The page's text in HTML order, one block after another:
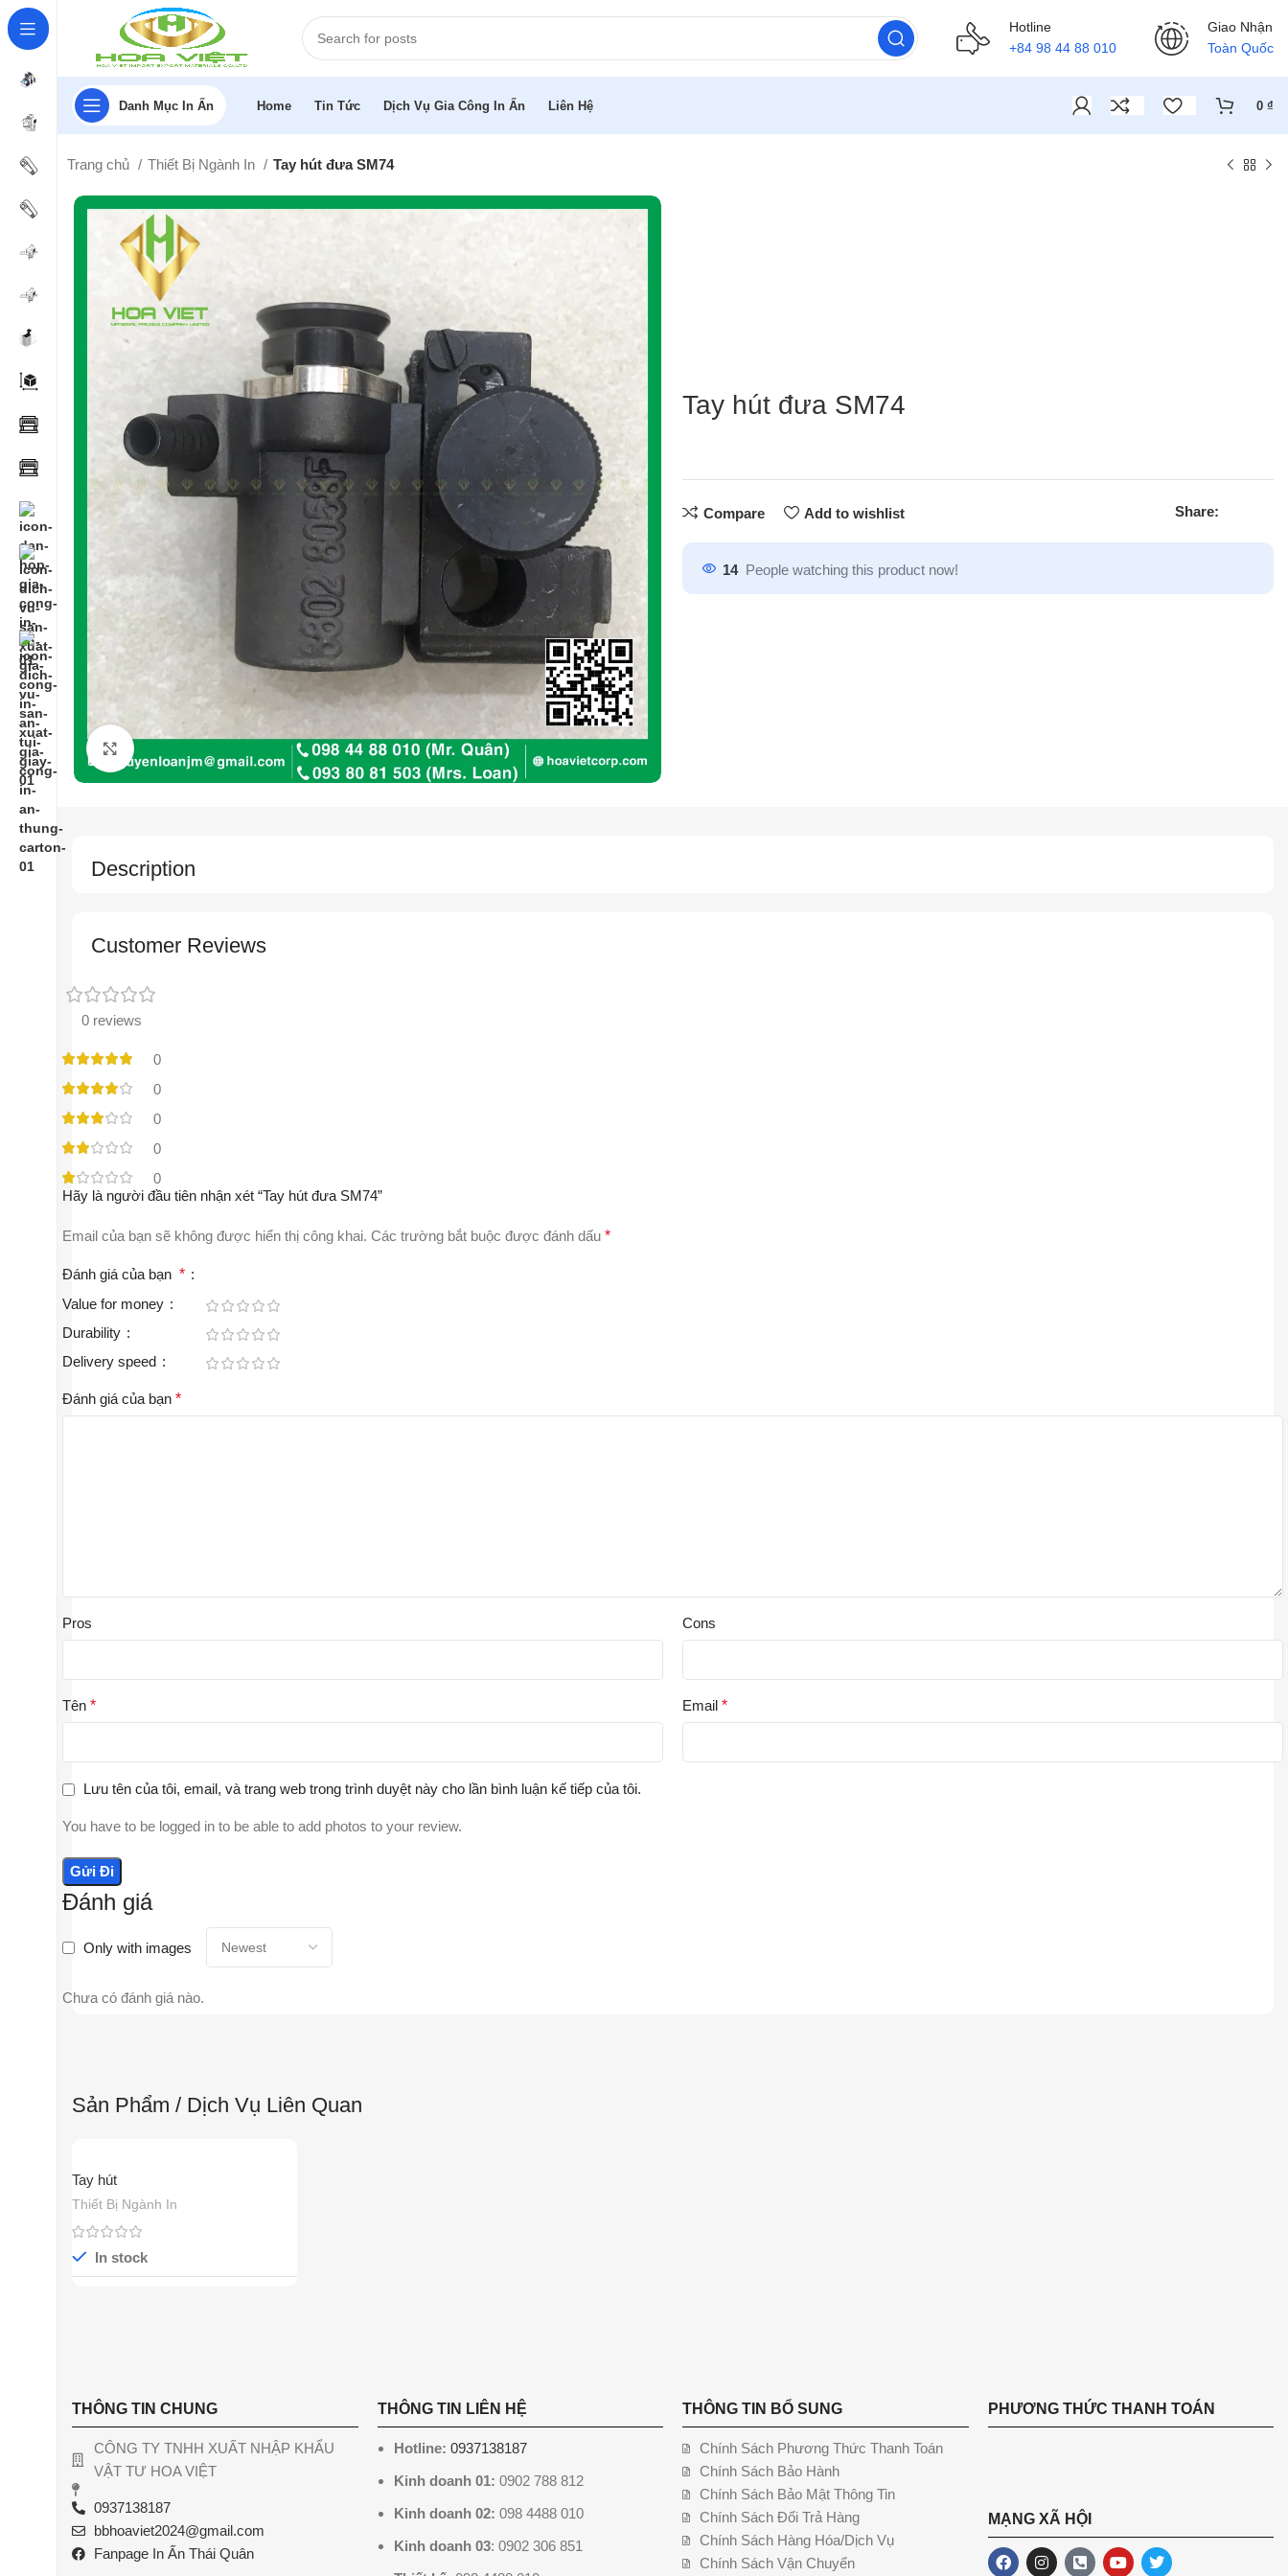
Hotline
+84 98 44 88 010
Giao Nhận
Toàn Quốc
Danh Mục In Ấn Home Tin Tức Dịch Vụ Gia Công In Ấn Liên Hệ 0 ₫
Trang chủ Thiết Bị Ngành In Tay hút đưa SM74
Tay hút đưa SM74
Compare Add to wishlist Share:
14 People watching this product now!
Description
Customer Reviews
0 reviews
0
0
0
0
0
Đánh giá
Only with images
Chưa có đánh giá nào.
Hãy là người đầu tiên nhận xét “Tay hút đưa SM74”
Email của bạn sẽ không được hiển thị công khai. Các trường bắt buộc được đánh dấu *
Đánh giá của bạn *
Value for money
Durability
Delivery speed
Đánh giá của bạn *
Pros Cons
Tên * Email *
Lưu tên của tôi, email, và trang web trong trình duyệt này cho lần bình luận kế tiếp của tôi.
You have to be logged in to be able to add photos to your review.
Sản Phẩm / Dịch Vụ Liên Quan
Tay hút
Thiết Bị Ngành In
In stock
THÔNG TIN CHUNG
CÔNG TY TNHH XUẤT NHẬP KHẨU
VẬT TƯ HOA VIỆT
0937138187
bbhoaviet2024@gmail.com
Fanpage In Ấn Thái Quân
THÔNG TIN LIÊN HỆ
Hotline: 0937138187
Kinh doanh 01: 0902 788 812
Kinh doanh 02: 098 4488 010
Kinh doanh 03: 0902 306 851
THÔNG TIN BỔ SUNG
Chính Sách Phương Thức Thanh Toán
Chính Sách Bảo Hành
Chính Sách Bảo Mật Thông Tin
Chính Sách Đổi Trả Hàng
Chính Sách Hàng Hóa/Dịch Vụ
Chính Sách Vận Chuyển
PHƯƠNG THỨC THANH TOÁN
MẠNG XÃ HỘI